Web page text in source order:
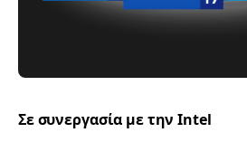
Σε συνεργασία με την Intel